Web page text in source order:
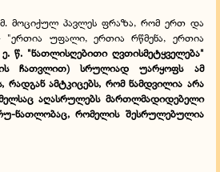
მოციქულ პავლეს ფრაზა, რომ ერთ და
უფალი, ერთია რწმენა, ერთია
ე. წ. "ნათლისღებითი ღვთისმეტყველება"
ჩათვლით) სრულიად უარყოფს ამ
რადგან ამტკიცებს, რომ ნამდვილია არა
აღასრულებს მართლმადიდებელი
ნათლობაც, რომელის შესრულებულია